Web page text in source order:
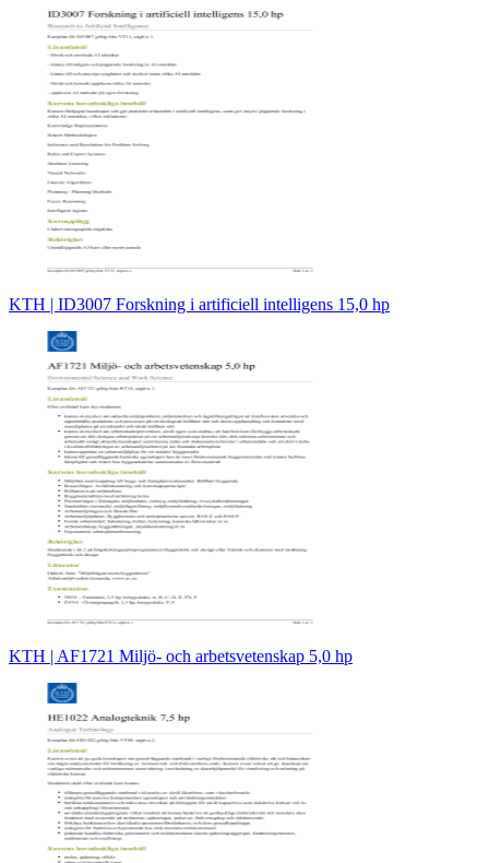
KTH | ID3007 Forskning i artificiell intelligens 15,0 hp
KTH | AF1721 Miljö- och arbetsvetenskap 5,0 hp